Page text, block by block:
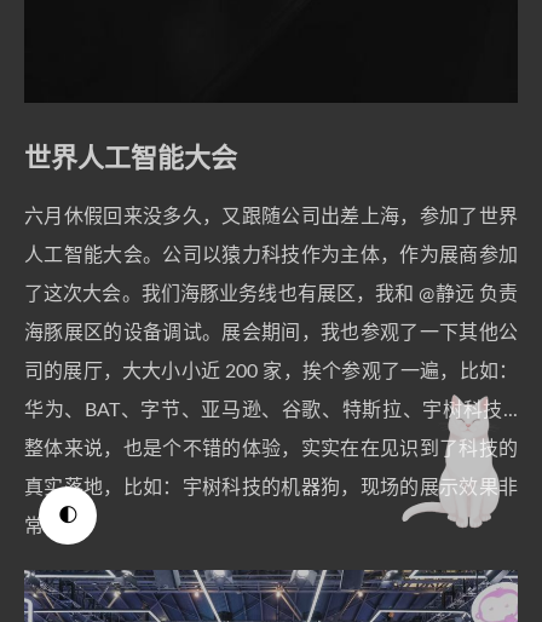
🌓
世界人工智能大会
六月休假回来没多久，又跟随公司出差上海，参加了世界
人工智能大会。公司以猿力科技作为主体，作为展商参加
了这次大会。我们海豚业务线也有展区，我和 @静远 负责
海豚展区的设备调试。展会期间，我也参观了一下其他公
司的展厅，大大小小近 200 家，挨个参观了一遍，比如：
华为、BAT、字节、亚马逊、谷歌、特斯拉、宇树科技...
整体来说，也是个不错的体验，实实在在见识到了科技的
真实落地，比如：宇树科技的机器狗，现场的展示效果非
常惊艳。